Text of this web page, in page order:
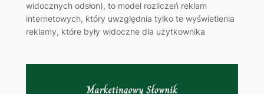
widocznych odsłon), to model rozliczeń reklam
internetowych, który uwzględnia tylko te wyświetlenia
reklamy, które były widoczne dla użytkownika